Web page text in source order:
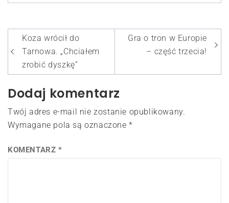
Nawigacja
wpisu
Koza wrócił do
Tarnowa. „Chciałem
zrobić dyszkę”
Gra o tron w Europie
– część trzecia!
Dodaj komentarz
Twój adres e-mail nie zostanie opublikowany.
Wymagane pola są oznaczone*
KOMENTARZ *